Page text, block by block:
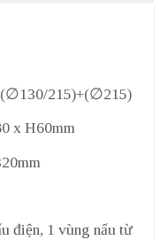
(∅130/215)+(∅215)
x H60mm
điện, 1 vùng nấu từ